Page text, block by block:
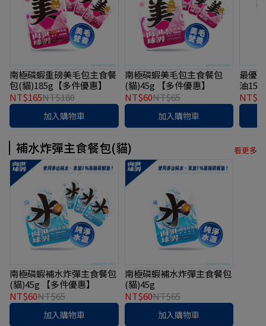
南極磷蝦重磅美毛包主食餐
包(貓)185g【多件優惠】
NT$165NT$180
加入購物車
南極磷蝦美毛包主食餐包
(貓)45g 【多件優惠】
NT$60NT$65
加入購物車
最優
油
毛包
補水炸彈主食餐包(貓) 看更多
南極磷蝦補水炸彈主食餐包
(貓)45g 【多件優惠】
NT$60NT$65
加入購物車
南極磷蝦補水炸彈主食餐包
(貓)45g
NT$60NT$65
加入購物車